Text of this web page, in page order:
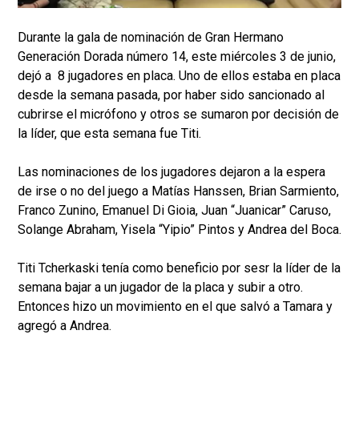
Durante la gala de nominación de Gran Hermano
Generación Dorada número 14, este miércoles 3 de junio,
dejó a 8 jugadores en placa. Uno de ellos estaba en placa
desde la semana pasada, por haber sido sancionado al
cubrirse el micrófono y otros se sumaron por decisión de
la líder, que esta semana fue Titi.
Las nominaciones de los jugadores dejaron a la espera
de irse o no del juego a Matías Hanssen, Brian Sarmiento,
Franco Zunino, Emanuel Di Gioia, Juan “Juanicar” Caruso,
Solange Abraham, Yisela “Yipio” Pintos y Andrea del Boca.
Titi Tcherkaski tenía como beneficio por sesr la líder de la
semana bajar a un jugador de la placa y subir a otro.
Entonces hizo un movimiento en el que salvó a Tamara y
agregó a Andrea.